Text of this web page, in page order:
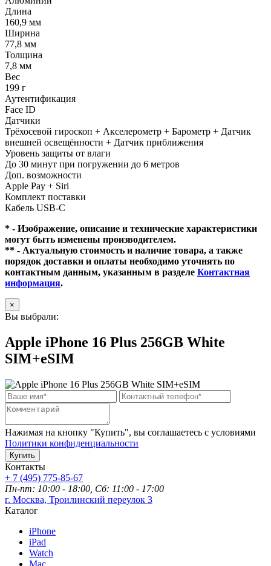
Длина
160,9 мм
Ширина
77,8 мм
Толщина
7,8 мм
Вес
199 г
Аутентификация
Face ID
Датчики
Трёхосевой гироскоп + Акселерометр + Барометр + Датчик
внешней освещённости + Датчик приближения
Уровень защиты от влаги
До 30 минут при погружении до 6 метров
Доп. возможности
Apple Pay + Siri
Комплект поставки
Кабель USB-C
* - Изображение, описание и технические характеристики
могут быть изменены производителем.
** - Актуальную стоимость и наличие товара, а также
порядок доставки и оплаты необходимо уточнять по
контактным данным, указанным в разделе Контактная
информация.
×
Вы выбрали:
Apple iPhone 16 Plus 256GB White
SIM+eSIM
Нажимая на кнопку "Купить", вы соглашаетесь с условиями
Политики конфиденциальности
Купить
Контакты
+ 7 (495) 775-85-67
Пн-пт: 10:00 - 18:00, Сб: 11:00 - 17:00
г. Москва, Троилинский переулок 3
Каталог
iPhone
iPad
Watch
Mac